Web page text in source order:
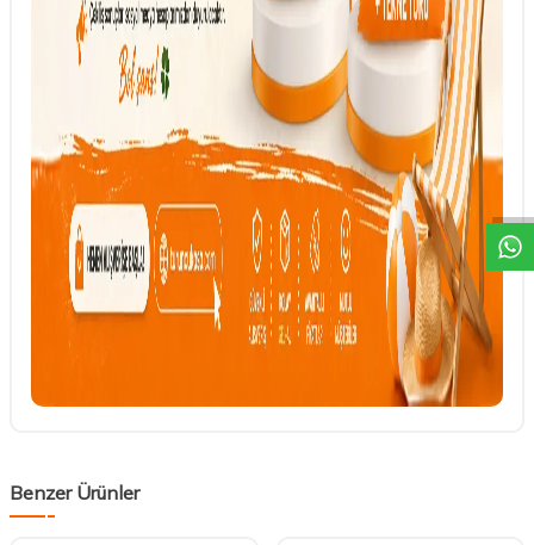
DESTEK
Benzer Ürünler